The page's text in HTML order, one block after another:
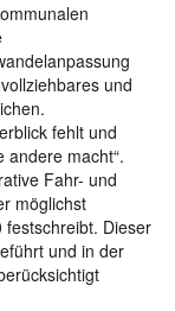
und
fehlt und
andere macht“.
Fahr- und
möglichst
Dieser
und in der